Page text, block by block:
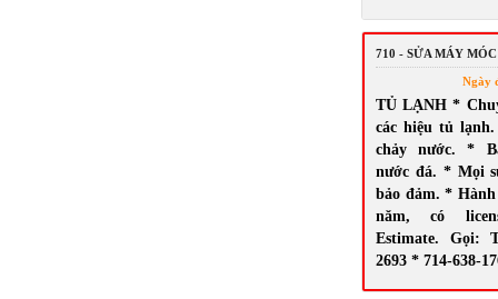
710 - SỬA MÁY MÓC
Ngày
TỦ LẠNH *
các hiệu tủ
chảy nước. *
nước đá. * Mọi
bảo đảm. *
năm, có
Estimate. Gọi:
2693 * 714-638-